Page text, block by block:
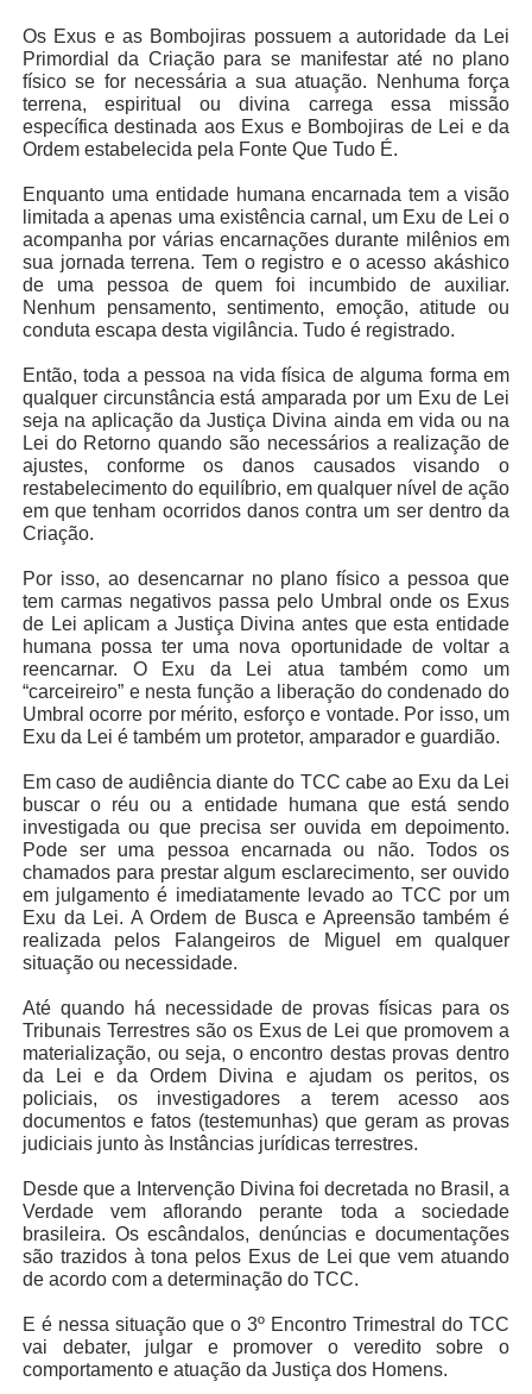
Os Exus e as Bombojiras possuem a autoridade da Lei
Primordial da Criação para se manifestar até no plano
físico se for necessária a sua atuação. Nenhuma força
terrena, espiritual ou divina carrega essa missão
específica destinada aos Exus e Bombojiras de Lei e da
Ordem estabelecida pela Fonte Que Tudo É.
Enquanto uma entidade humana encarnada tem a visão
limitada a apenas uma existência carnal, um Exu de Lei o
acompanha por várias encarnações durante milênios em
sua jornada terrena. Tem o registro e o acesso akáshico
de uma pessoa de quem foi incumbido de auxiliar.
Nenhum pensamento, sentimento, emoção, atitude ou
conduta escapa desta vigilância. Tudo é registrado.
Então, toda a pessoa na vida física de alguma forma em
qualquer circunstância está amparada por um Exu de Lei
seja na aplicação da Justiça Divina ainda em vida ou na
Lei do Retorno quando são necessários a realização de
ajustes, conforme os danos causados visando o
restabelecimento do equilíbrio, em qualquer nível de ação
em que tenham ocorridos danos contra um ser dentro da
Criação.
Por isso, ao desencarnar no plano físico a pessoa que
tem carmas negativos passa pelo Umbral onde os Exus
de Lei aplicam a Justiça Divina antes que esta entidade
humana possa ter uma nova oportunidade de voltar a
reencarnar. O Exu da Lei atua também como um
“carceireiro” e nesta função a liberação do condenado do
Umbral ocorre por mérito, esforço e vontade. Por isso, um
Exu da Lei é também um protetor, amparador e guardião.
Em caso de audiência diante do TCC cabe ao Exu da Lei
buscar o réu ou a entidade humana que está sendo
investigada ou que precisa ser ouvida em depoimento.
Pode ser uma pessoa encarnada ou não. Todos os
chamados para prestar algum esclarecimento, ser ouvido
em julgamento é imediatamente levado ao TCC por um
Exu da Lei. A Ordem de Busca e Apreensão também é
realizada pelos Falangeiros de Miguel em qualquer
situação ou necessidade.
Até quando há necessidade de provas físicas para os
Tribunais Terrestres são os Exus de Lei que promovem a
materialização, ou seja, o encontro destas provas dentro
da Lei e da Ordem Divina e ajudam os peritos, os
policiais, os investigadores a terem acesso aos
documentos e fatos (testemunhas) que geram as provas
judiciais junto às Instâncias jurídicas terrestres.
Desde que a Intervenção Divina foi decretada no Brasil, a
Verdade vem aflorando perante toda a sociedade
brasileira. Os escândalos, denúncias e documentações
são trazidos à tona pelos Exus de Lei que vem atuando
de acordo com a determinação do TCC.
E é nessa situação que o 3º Encontro Trimestral do TCC
vai debater, julgar e promover o veredito sobre o
comportamento e atuação da Justiça dos Homens.